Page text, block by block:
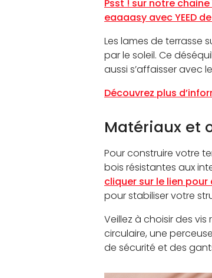
Psst ! sur notre
eaaaasy avec YEED
Les lames de terrasse
par le soleil. Ce
aussi s’affaisser avec
Découvrez plus
Matériaux et
Pour construire votre
bois résistantes aux
cliquer sur le lien
pour stabiliser votre
Veillez à choisir des
circulaire, une
de sécurité et des